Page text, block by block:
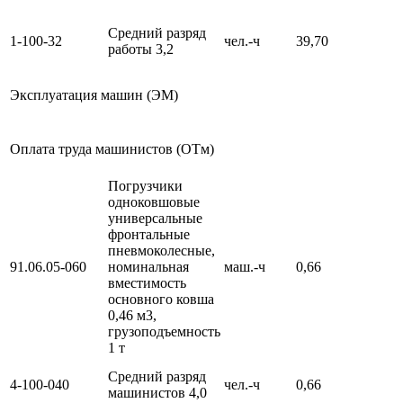
1-100-32
Средний разряд
работы 3,2
чел.-ч 39,70
Эксплуатация машин (ЭМ)
Оплата труда машинистов (ОТм)
91.06.05-060
Погрузчики
одноковшовые
универсальные
фронтальные
пневмоколесные,
номинальная
вместимость
основного ковша
0,46 м3,
грузоподъемность
1 т
маш.-ч 0,66
4-100-040
Средний разряд
машинистов 4,0
чел.-ч 0,66